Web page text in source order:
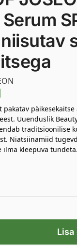
pakatav
Uuenduslik
traditsioonilise
Niatsiinamiid
ilma kleepuva tundeta.